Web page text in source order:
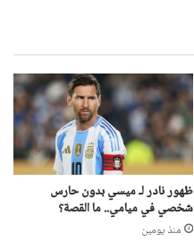
ظهور نادر لـ ميسي بدون حارس
شخصي في ميامي.. ما القصة؟
منذ يومين